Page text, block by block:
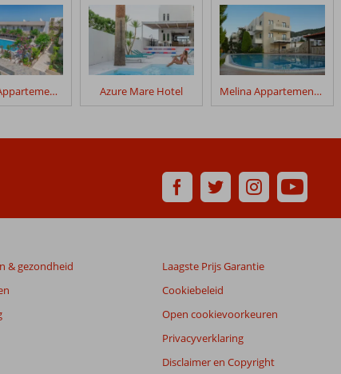
Missiria Appartementen Azure Mare Hotel Melina Appartementen
& gezondheid
Laagste Prijs Garantie
Cookiebeleid
Open cookievoorkeuren
Privacyverklaring
Disclaimer en Copyright